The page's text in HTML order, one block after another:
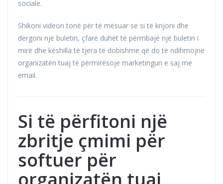
sociale.
Shikoni videon tonë për të mësuar se si të krijoni dhe
dërgoni një buletin, çfarë duhet të përmbajë një buletin i
mirë dhe këshilla të tjera të dobishme që do të ndihmojnë
organizatën tuaj të përmirësojë marketingun e saj me
email.
Si të përfitoni një
zbritje çmimi për
softuer për